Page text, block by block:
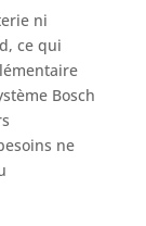
ni
ce qui
Bosch
ne